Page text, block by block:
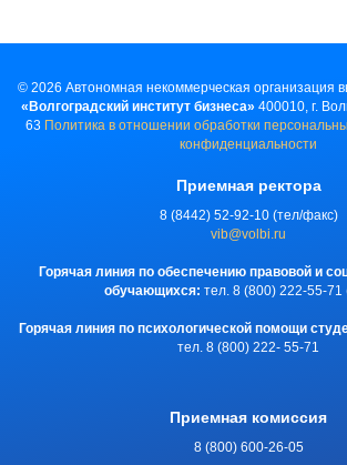
© 2026 Автономная некоммерческая организация
«Волгоградский институт бизнеса» 400010, г.
63 Политика в отношении обработки
конфиденциальности
Приемная ректора
8 (8442) 52-92-10 (тел/факс)
vib@volbi.ru
Горячая линия по обеспечению правовой и
обучающихся: тел. 8 (800) 222-55-71
Горячая линия по психологической помощи
тел. 8 (800) 222- 55-71
Приемная комиссия
8 (800) 600-26-05